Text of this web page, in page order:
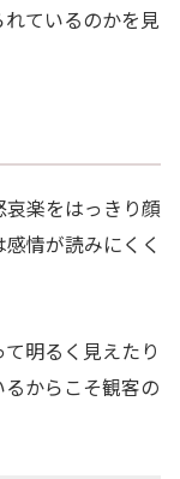
ているのかを見
楽をはっきり顔
情が読みにくく
明るく見えたり
からこそ観客の